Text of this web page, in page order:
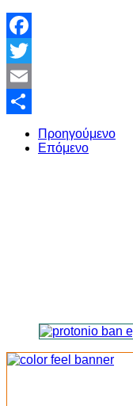
Facebook
Twitter
Email
Share
Προηγούμενο
Επόμενο